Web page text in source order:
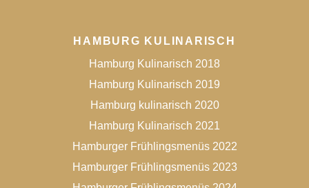
HAMBURG KULINARISCH
Hamburg Kulinarisch 2018
Hamburg Kulinarisch 2019
Hamburg kulinarisch 2020
Hamburg Kulinarisch 2021
Hamburger Frühlingsmenüs 2022
Hamburger Frühlingsmenüs 2023